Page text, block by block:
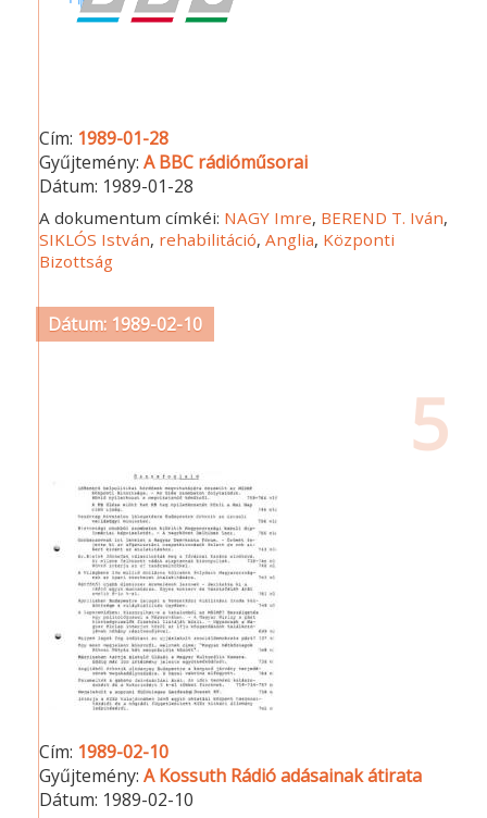
Cím: 1989-01-28
Gyűjtemény:A BBC rádióműsorai
Dátum: 1989-01-28
A dokumentum címkéi: NAGY Imre, BEREND T. Iván,
SIKLÓS István, rehabilitáció,Anglia, Központi
Bizottság
Dátum: 1989-02-10
5
Cím: 1989-02-10
Gyűjtemény:A Kossuth Rádió adásainak átirata
Dátum: 1989-02-10